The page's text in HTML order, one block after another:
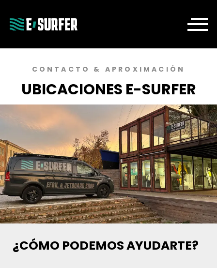
CONTACTO & APROXIMACIÓN
UBICACIONES E-SURFER
¿CÓMO PODEMOS AYUDARTE?